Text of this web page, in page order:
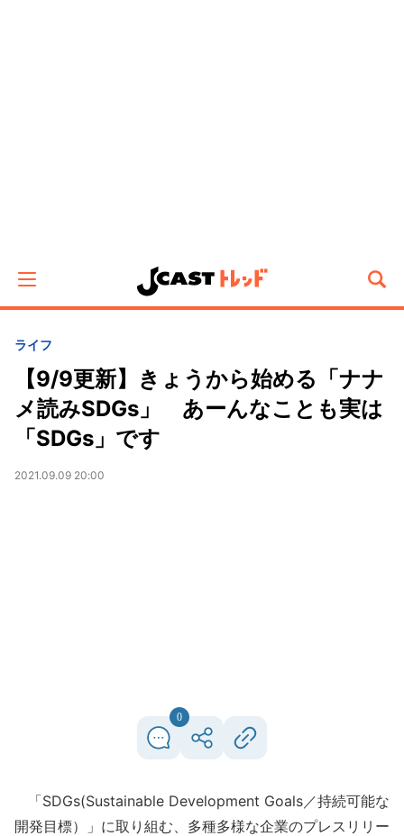
ライフ
【9/9更新】きょうから始める「ナナ
メ読みSDGs」 あーんなことも実は
「SDGs」です
2021.09.09 20:00
0
「SDGs(Sustainable Development Goals／持続可能な
開発目標）」に取り組む、多種多様な企業のプレスリリー